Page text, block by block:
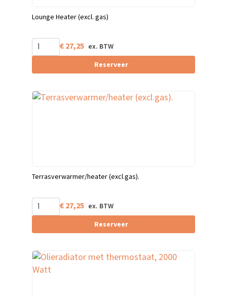
Lounge Heater (excl. gas)
€27,25
Reserveer
Terrasverwarmer/heater (excl.gas).
€27,25
Reserveer